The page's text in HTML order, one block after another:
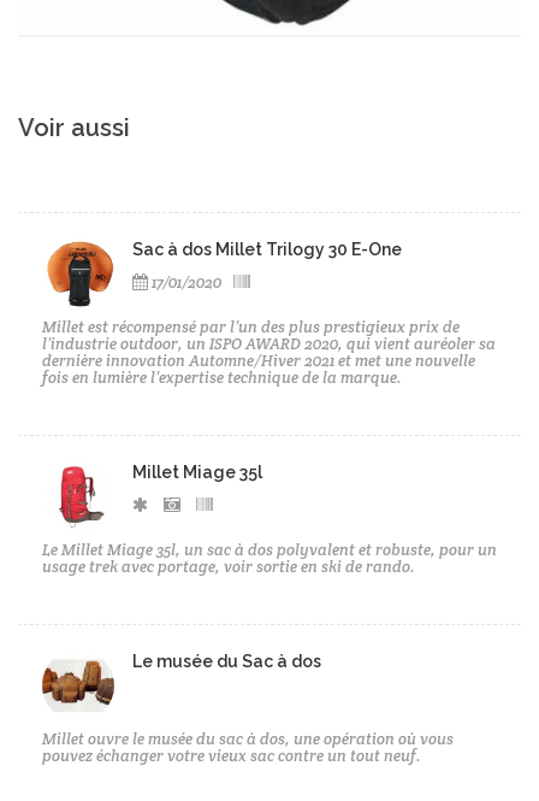
Voir aussi
Sac à dos Millet Trilogy 30 E-One
17/01/2020
Millet est récompensé par l’un des plus prestigieux prix de
l’industrie outdoor, un ISPO AWARD 2020, qui vient auréoler sa
dernière innovation Automne/Hiver 2021 et met une nouvelle
fois en lumière l’expertise technique de la marque.
Millet Miage 35l
Le Millet Miage 35l, un sac à dos polyvalent et robuste, pour un
usage trek avec portage, voir sortie en ski de rando.
Le musée du Sac à dos
Millet ouvre le musée du sac à dos, une opération où vous
pouvez échanger votre vieux sac contre un tout neuf.